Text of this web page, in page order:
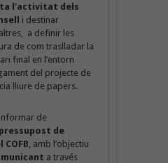
l’activitat dels
i destinar
a definir les
de com traslladar la
final en l’entorn
del projecte de
lliure de papers.
de
de
, amb l’objectiu
a través